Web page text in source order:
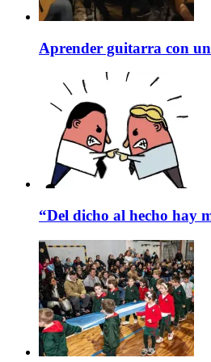
Aprender guitarra con
“Del dicho al hecho hay